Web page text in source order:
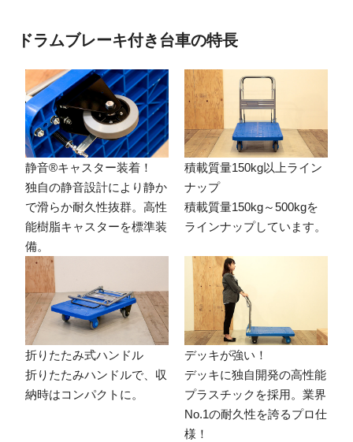
ドラムブレーキ付き台車の特長
静音®キャスター装着！
独自の静音設計により静か
で滑らか耐久性抜群。高性
能樹脂キャスターを標準装
備。
積載質量150kg以上ライン
ナップ
積載質量150kg～500kgを
ラインナップしています。
折りたたみ式ハンドル
折りたたみハンドルで、収
納時はコンパクトに。
デッキが強い！
デッキに独自開発の高性能
プラスチックを採用。業界
No.1の耐久性を誇るプロ仕
様！